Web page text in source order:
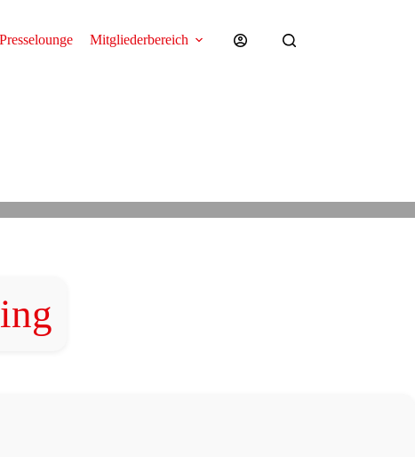
Presselounge Mitgliederbereich